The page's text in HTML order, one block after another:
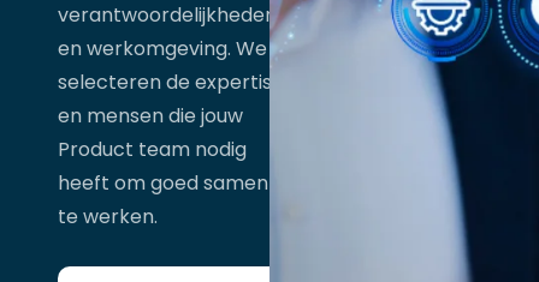
verantwoordelijkheden
en werkomgeving. We
selecteren de expertise
en mensen die jouw
Product team nodig
heeft om goed samen
te werken.